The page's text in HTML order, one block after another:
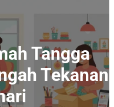
Tangga
Tekanan